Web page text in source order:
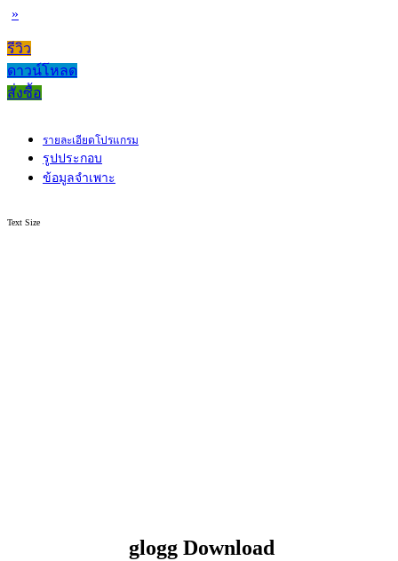
»
รีวิว
ดาวน์โหลด
สั่งซื้อ
รายละเอียดโปรแกรม
รูปประกอบ
ข้อมูลจำเพาะ
Text Size
glogg Download